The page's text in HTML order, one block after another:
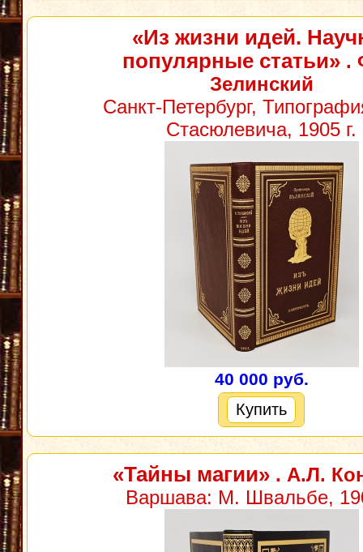
«Из жизни идей.
популярные статьи».
Зелинский
Санкт-Петербург,
Стасюлевича, 1905 г.
40 000 руб.
Купить
«Тайны магии». А.Л.
Варшава: М. Швальбе,